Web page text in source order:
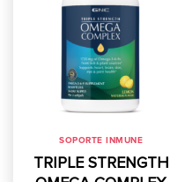
SOPORTE INMUNE
TRIPLE STRENGTH